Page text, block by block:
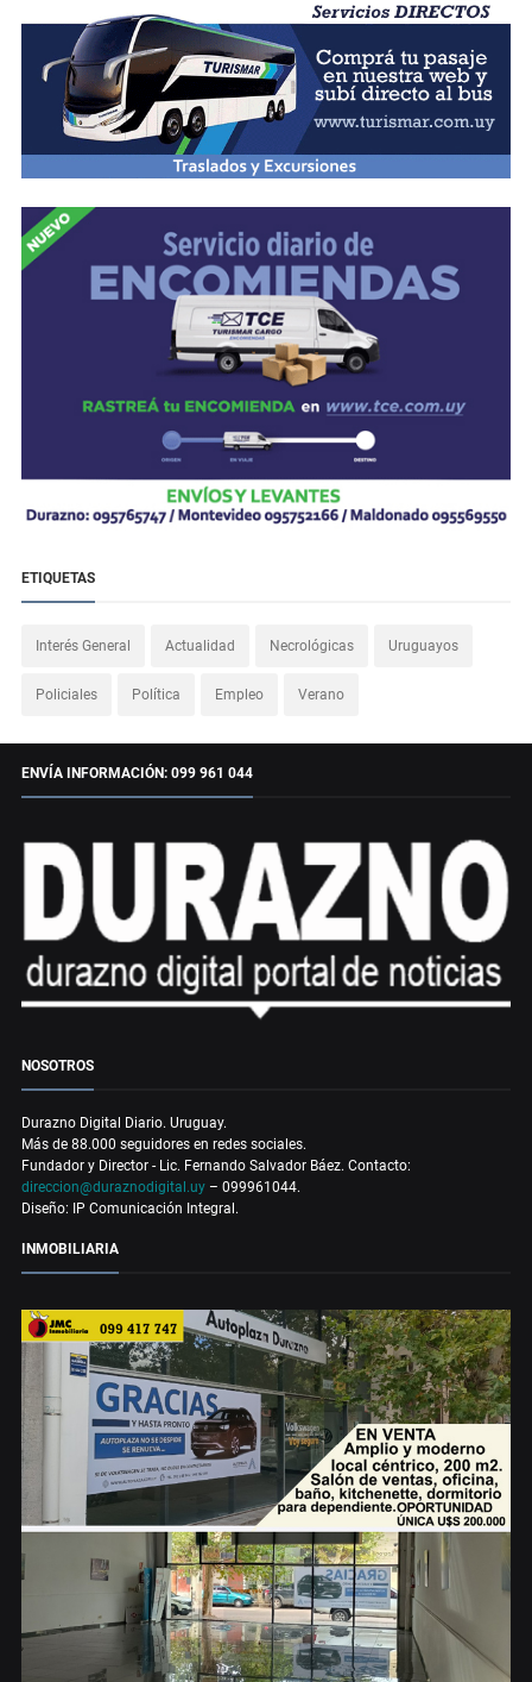
ETIQUETAS
Interés General Actualidad Necrológicas Uruguayos
Policiales Política Empleo Verano
ENVÍA INFORMACIÓN: 099 961 044
NOSOTROS
Durazno Digital Diario. Uruguay.
Más de 88.000 seguidores en redes sociales.
Fundador y Director - Lic. Fernando Salvador Báez. Contacto:
direccion@duraznodigital.uy – 099961044.
Diseño: IP Comunicación Integral.
INMOBILIARIA